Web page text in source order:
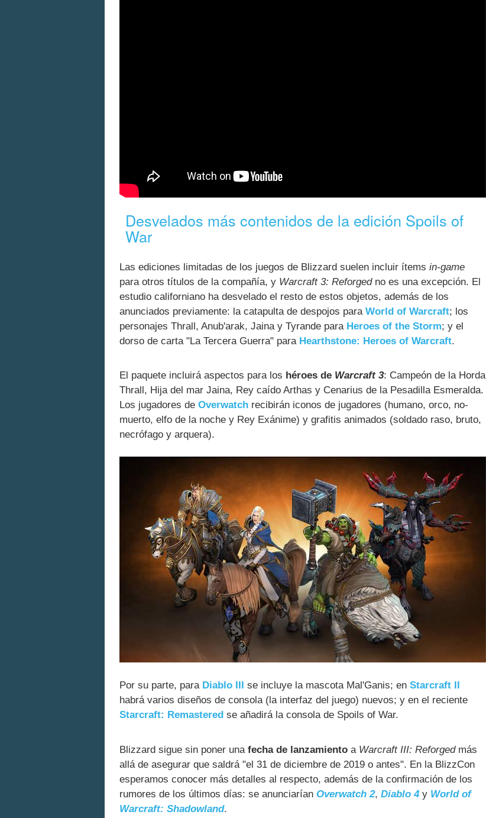
Desvelados más contenidos de la edición Spoils of
War
Las ediciones limitadas de los juegos de Blizzard suelen incluir ítems in-game
para otros títulos de la compañía, y Warcraft 3: Reforgedno es una excepción. El
estudio californiano ha desvelado el resto de estos objetos, además de los
anunciados previamente: la catapulta de despojos para World of Warcraft; los
personajes Thrall, Anub'arak, Jaina y Tyrande para Heroes of the Storm; y el
dorso de carta "La Tercera Guerra" para Hearthstone: Heroes of Warcraft.
El paquete incluirá aspectos para los héroes de Warcraft 3: Campeón de la Horda
Thrall, Hija del mar Jaina, Rey caído Arthas y Cenarius de la Pesadilla Esmeralda.
Los jugadores de Overwatch recibirán iconos de jugadores (humano, orco, no-
muerto, elfo de la noche y Rey Exánime) y grafitis animados (soldado raso, bruto,
necrófago y arquera).
Por su parte, para Diablo III se incluye la mascota Mal'Ganis; en Starcraft II
habrá varios diseños de consola (la interfaz del juego) nuevos; y en el reciente
Starcraft: Remastered se añadirá la consola de Spoils of War.
Blizzard sigue sin poner una fecha de lanzamiento a Warcraft III: Reforgedmás
allá de asegurar que saldrá "el 31 de diciembre de 2019 o antes". En la BlizzCon
esperamos conocer más detalles al respecto, además de la confirmación de los
rumores de los últimos días: se anunciarían Overwatch 2, Diablo 4 y World of
Warcraft: Shadowland.